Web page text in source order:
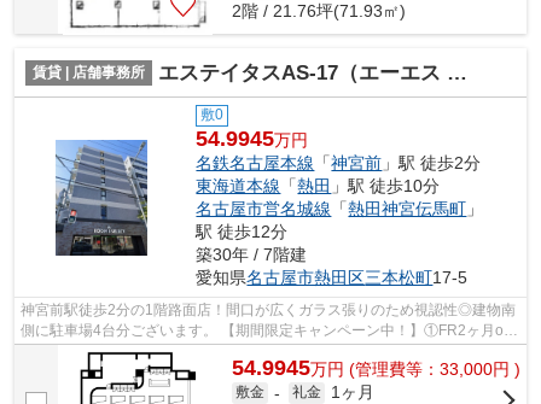
2階 / 21.76坪(71.93㎡)
賃貸 | 店舗事務所 エステイタスAS-17（エーエス イチナナ）【 1階路面店 】
敷0
54.9945万円
名鉄名古屋本線 「神宮前 」駅 徒歩2分
東海道本線 「熱田 」駅 徒歩10分
名古屋市営名城線 「熱田神宮伝馬町 」
駅 徒歩12分
築30年 / 7階建
愛知県名古屋市熱田区三本松町17-5
神宮前駅徒歩2分の1階路面店！間口が広くガラス張りのため視認性◎建物南
側に駐車場4台分ございます。 【期間限定キャンペーン中！】①FR2ヶ月or
スケルトン渡しのどちらかをお選び頂けま...
54.9945万円 (管理費等：33,000円 )
敷金 - 礼金 1ヶ月